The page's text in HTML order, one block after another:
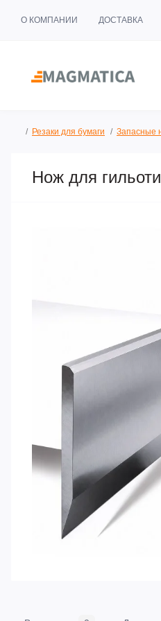
О КОМПАНИИ ДОСТАВКА
Резаки для бумаги Запасные
Нож для